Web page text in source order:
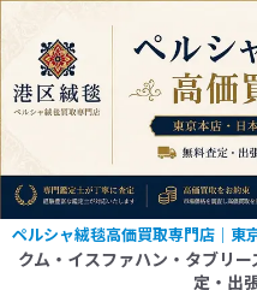
テ
へ
スペルシャ絨毯高価買取専門店｜東
クム・イスファハン・タブリ
定・出